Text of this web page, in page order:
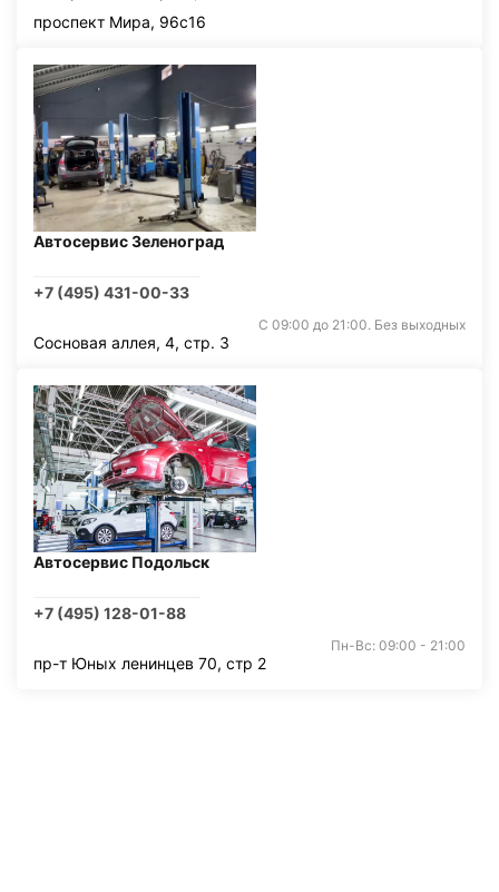
проспект Мира, 96с16
Автосервис Зеленоград
+7 (495) 431-00-33
С 09:00 до 21:00. Без выходных
Сосновая аллея, 4, стр. 3
Автосервис Подольск
+7 (495) 128-01-88
Пн-Вс: 09:00 - 21:00
пр-т Юных ленинцев 70, стр 2